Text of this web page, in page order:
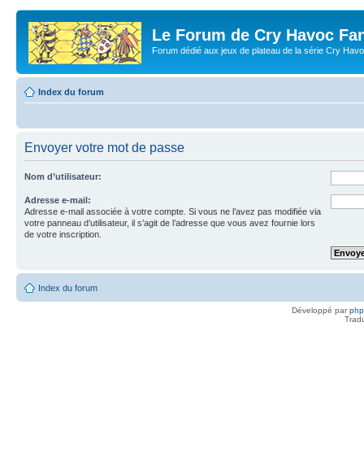
Le Forum de Cry Havoc
Forum dédié aux jeux de plateau de la série Cry
Index du forum
Envoyer votre mot de passe
Nom d’utilisateur:
Adresse e-mail:
Adresse e-mail associée à votre compte. Si vous ne l’avez pas modifiée via
votre panneau d’utilisateur, il s’agit de l’adresse que vous avez fournie lors
de votre inscription.
Index du forum
Développé par